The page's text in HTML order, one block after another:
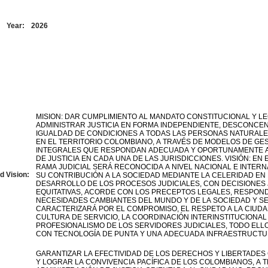
Year: 2026
Vision:
MISION: DAR CUMPLIMIENTO AL MANDATO CONSTITUCIONAL Y
ADMINISTRAR JUSTICIA EN FORMA INDEPENDIENTE,
IGUALDAD DE CONDICIONES A TODAS LAS PERSONAS
EN EL TERRITORIO COLOMBIANO, A TRAVÉS DE MODELOS DE
INTEGRALES QUE RESPONDAN ADECUADA Y OPORTUNAMENTE
DE JUSTICIA EN CADA UNA DE LAS JURISDICCIONES. VISIÓN: EN
RAMA JUDICIAL SERÁ RECONOCIDA A NIVEL NACIONAL E
SU CONTRIBUCIÓN A LA SOCIEDAD MEDIANTE LA CELERIDAD EN
DESARROLLO DE LOS PROCESOS JUDICIALES, CON DECISIONES
EQUITATIVAS, ACORDE CON LOS PRECEPTOS LEGALES,
NECESIDADES CAMBIANTES DEL MUNDO Y DE LA SOCIEDAD Y SE
CARACTERIZARÁ POR EL COMPROMISO, EL RESPETO A LA
CULTURA DE SERVICIO, LA COORDINACIÓN
PROFESIONALISMO DE LOS SERVIDORES JUDICIALES, TODO
CON TECNOLOGÍA DE PUNTA Y UNA ADECUADA
GARANTIZAR LA EFECTIVIDAD DE LOS DERECHOS Y
Y LOGRAR LA CONVIVENCIA PACÍFICA DE LOS COLOMBIANOS, A